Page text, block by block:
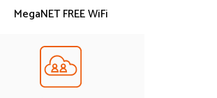
MegaNET FREE WiFi